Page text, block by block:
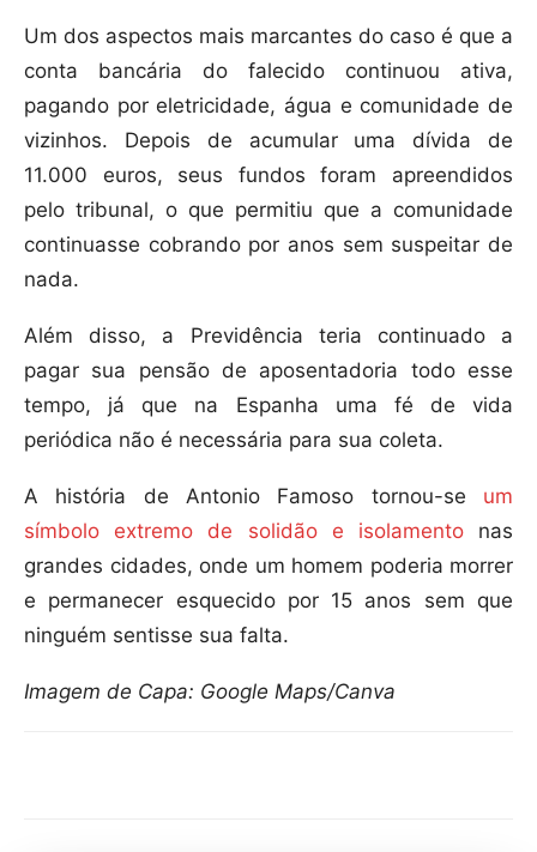
Um dos aspectos mais marcantes do caso é que a
conta bancária do falecido continuou ativa,
pagando por eletricidade, água e comunidade de
vizinhos. Depois de acumular uma dívida de
11.000 euros, seus fundos foram apreendidos
pelo tribunal, o que permitiu que a comunidade
continuasse cobrando por anos sem suspeitar de
nada.
Além disso, a Previdência teria continuado a
pagar sua pensão de aposentadoria todo esse
tempo, já que na Espanha uma fé de vida
periódica não é necessária para sua coleta.
A história de Antonio Famoso tornou-se um
símbolo extremo de solidão e isolamentonas
grandes cidades, onde um homem poderia morrer
e permanecer esquecido por 15 anos sem que
ninguém sentisse sua falta.
Imagem de Capa: Google Maps/Canva